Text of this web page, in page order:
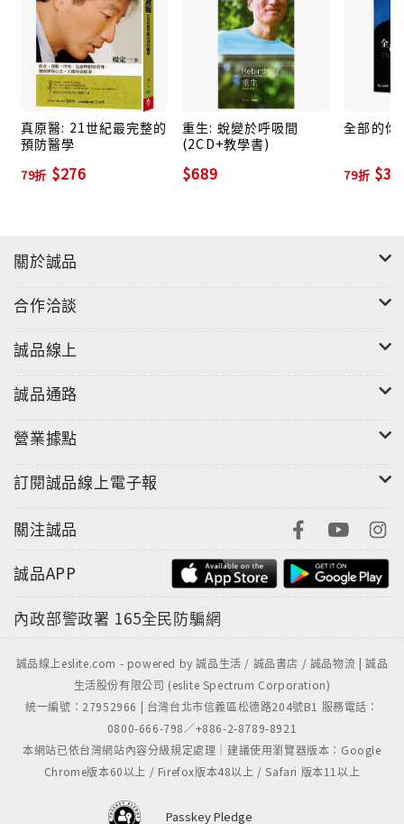
在有形有相的境界上打轉
CD2/ 我·無我
大腦演化成一個完美的工具
把經驗資訊精密地分類歸檔
我卻被大腦中的區隔邏輯綁住了
太過認真的活在身份裡
真原醫: 21世紀最完整的
預防醫學
79折 $276
重生: 蛻變於呼吸間
(2CD+教學書)
$689
全部的你
79折
關於誠品
合作洽談
誠品線上
誠品通路
營業據點
訂閱誠品線上電子報
關注誠品
誠品APP
內政部警政署 165全民防騙網
誠品線上eslite.com - powered by 誠品生活 / 誠品書店 / 誠品物流 | 誠品
生活股份有限公司 (eslite Spectrum Corporation)
統一編號：27952966 | 台灣台北市信義區松德路204號B1 服務電話：
0800-666-798／+886-2-8789-8921
本網站已依台灣網站內容分級規定處理｜建議使用瀏覽器版本：Google
Chrome版本60以上 / Firefox版本48以上 / Safari 版本11以上
Passkey Pledge